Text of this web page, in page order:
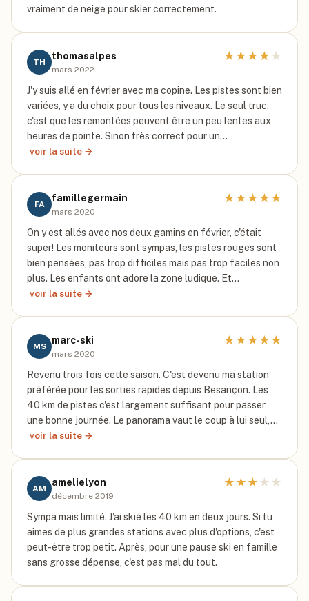
vraiment de neige pour skier correctement.
TH
thomasalpes
mars 2022
★ ★ ★ ★ ★
J'y suis allé en février avec ma copine. Les pistes sont bien
variées, y a du choix pour tous les niveaux. Le seul truc,
c'est que les remontées peuvent être un peu lentes aux
heures de pointe. Sinon très correct pour un…
voir la suite →
FA
famillegermain
mars 2020
★ ★ ★ ★ ★
On y est allés avec nos deux gamins en février, c'était
super! Les moniteurs sont sympas, les pistes rouges sont
bien pensées, pas trop difficiles mais pas trop faciles non
plus. Les enfants ont adore la zone ludique. Et…
voir la suite →
MS
marc-ski
mars 2020
★ ★ ★ ★ ★
Revenu trois fois cette saison. C'est devenu ma station
préférée pour les sorties rapides depuis Besançon. Les
40 km de pistes c'est largement suffisant pour passer
une bonne journée. Le panorama vaut le coup à lui seul,…
voir la suite →
AM
amelielyon
décembre 2019
★ ★ ★ ★ ★
Sympa mais limité. J'ai skié les 40 km en deux jours. Si tu
aimes de plus grandes stations avec plus d'options, c'est
peut-être trop petit. Après, pour une pause ski en famille
sans grosse dépense, c'est pas mal du tout.